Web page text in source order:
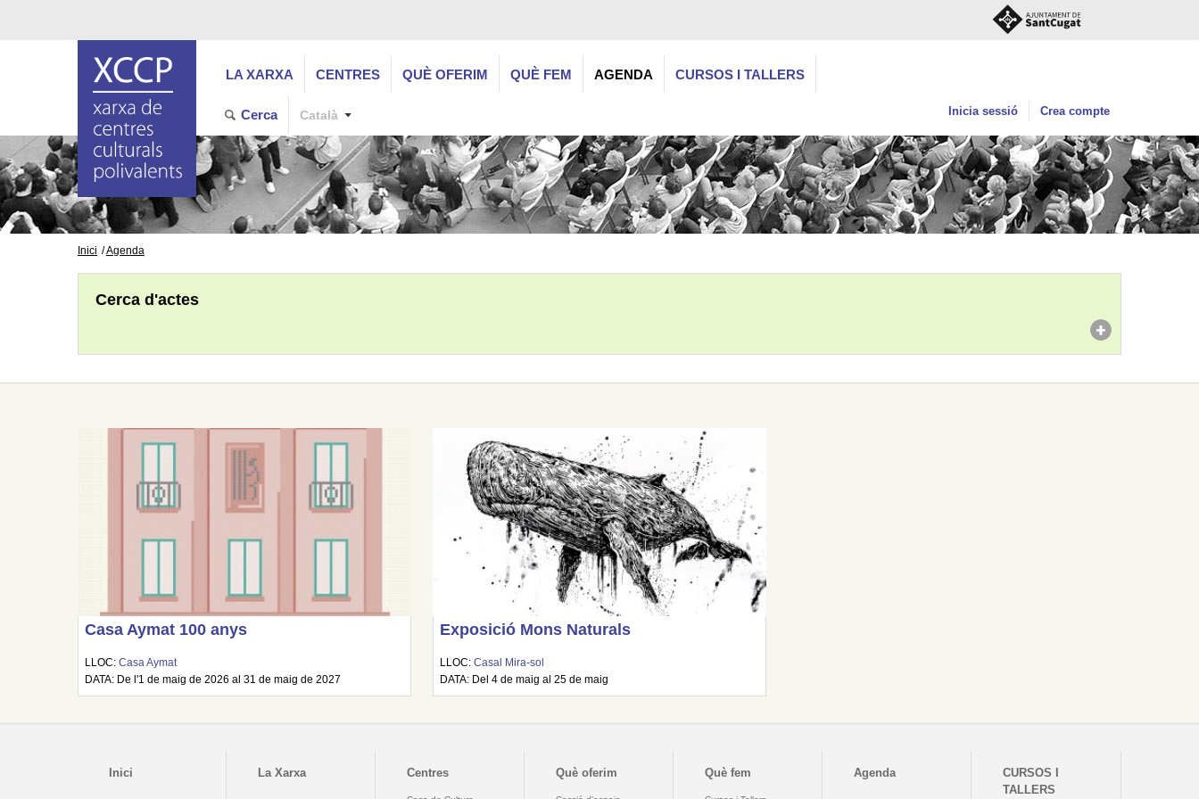
LA XARXA CENTRES QUÈ OFERIM QUÈ FEM AGENDA CURSOS I TALLERS
Cerca Català Inicia sessió Crea compte
Inici Agenda
Cerca d'actes
Casa Aymat 100 anys
LLOC:Casa Aymat
DATA: De l'1 de maig de 2026 al 31 de maig de 2027
Exposició Mons Naturals
LLOC:Casal Mira-sol
DATA: Del 4 de maig al 25 de maig
Inici La Xarxa Centres Què oferim Què fem Agenda
CURSOS I
TALLERS